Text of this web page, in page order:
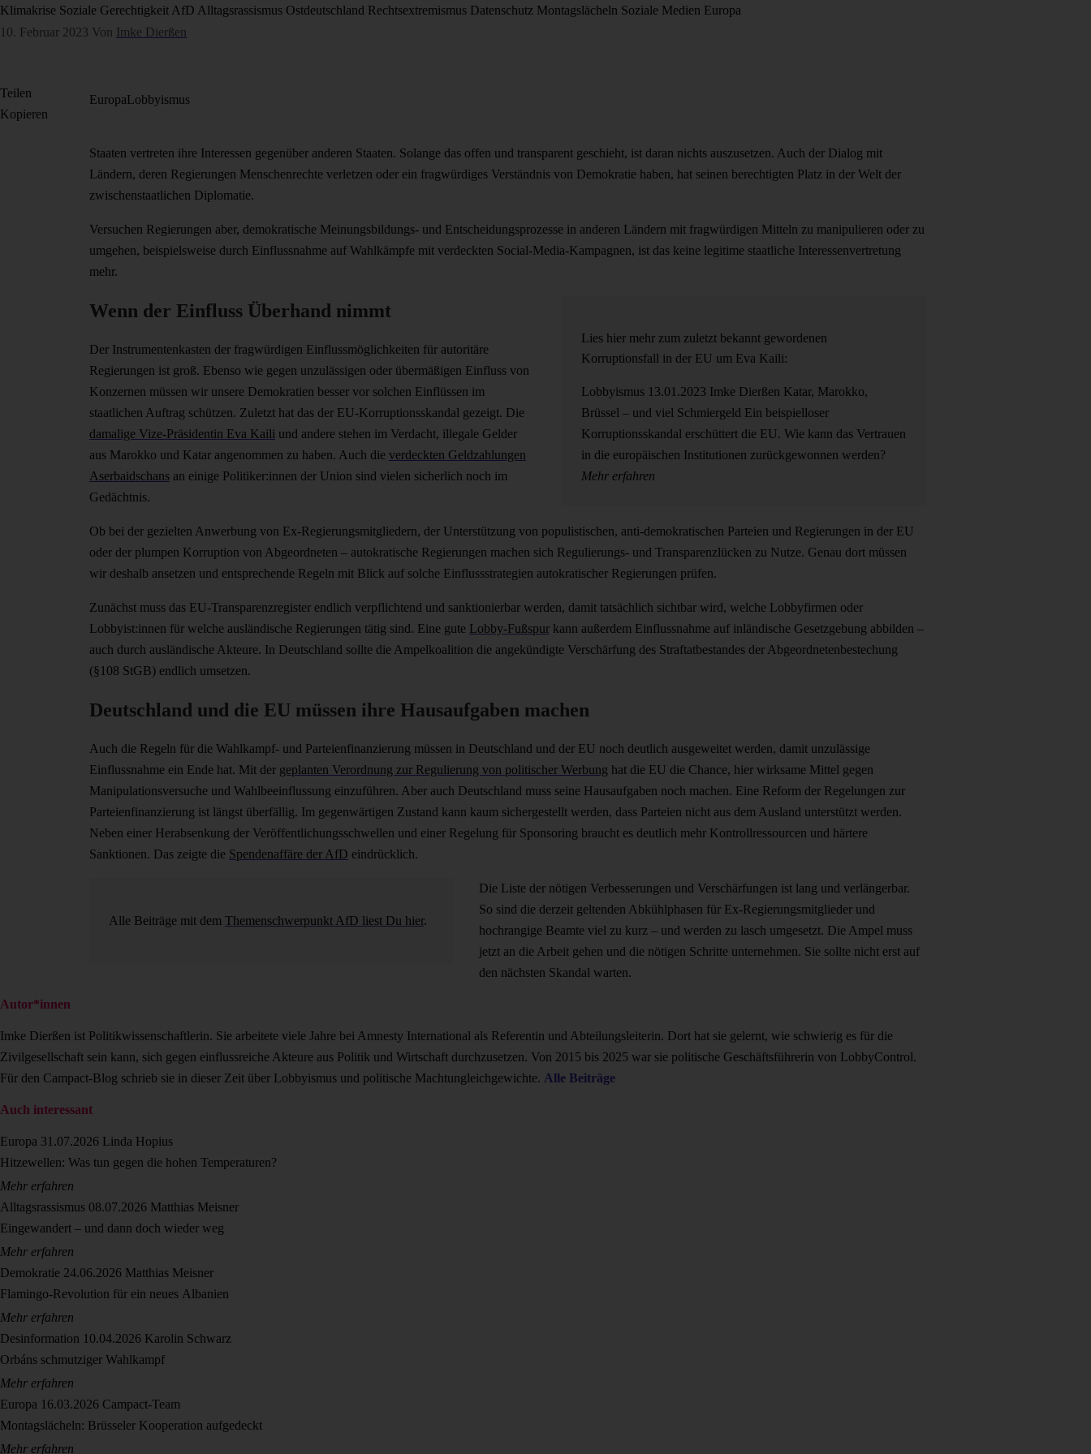
Klimakrise Soziale Gerechtigkeit AfD Alltagsrassismus Ostdeutschland Rechtsextremismus Datenschutz Montagslächeln Soziale Medien Europa
10. Februar 2023 Von Imke Dierßen
EuropaLobbyismus
Staaten vertreten ihre Interessen gegenüber anderen Staaten. Solange das offen und transparent geschieht, ist daran nichts auszusetzen. Auch der Dialog mit
Ländern, deren Regierungen Menschenrechte verletzen oder ein fragwürdiges Verständnis von Demokratie haben, hat seinen berechtigten Platz in der Welt der
zwischenstaatlichen Diplomatie.
Versuchen Regierungen aber, demokratische Meinungsbildungs- und Entscheidungsprozesse in anderen Ländern mit fragwürdigen Mitteln zu manipulieren oder zu
umgehen, beispielsweise durch Einflussnahme auf Wahlkämpfe mit verdeckten Social-Media-Kampagnen, ist das keine legitime staatliche Interessenvertretung
mehr.
Lies hier mehr zum zuletzt bekannt gewordenen
Korruptionsfall in der EU um Eva Kaili:
Lobbyismus 13.01.2023 Imke Dierßen Katar, Marokko,
Brüssel – und viel Schmiergeld Ein beispielloser
Korruptionsskandal erschüttert die EU. Wie kann das Vertrauen
in die europäischen Institutionen zurückgewonnen werden?
Mehr erfahren
Wenn der Einfluss Überhand nimmt
Der Instrumentenkasten der fragwürdigen Einflussmöglichkeiten für autoritäre
Regierungen ist groß. Ebenso wie gegen unzulässigen oder übermäßigen Einfluss von
Konzernen müssen wir unsere Demokratien besser vor solchen Einflüssen im
staatlichen Auftrag schützen. Zuletzt hat das der EU-Korruptionsskandal gezeigt. Die
damalige Vize-Präsidentin Eva Kaili und andere stehen im Verdacht, illegale Gelder
aus Marokko und Katar angenommen zu haben. Auch die verdeckten Geldzahlungen
Aserbaidschans an einige Politiker:innen der Union sind vielen sicherlich noch im
Gedächtnis.
Ob bei der gezielten Anwerbung von Ex-Regierungsmitgliedern, der Unterstützung von populistischen, anti-demokratischen Parteien und Regierungen in der EU
oder der plumpen Korruption von Abgeordneten – autokratische Regierungen machen sich Regulierungs- und Transparenzlücken zu Nutze. Genau dort müssen
wir deshalb ansetzen und entsprechende Regeln mit Blick auf solche Einflussstrategien autokratischer Regierungen prüfen.
Zunächst muss das EU-Transparenzregister endlich verpflichtend und sanktionierbar werden, damit tatsächlich sichtbar wird, welche Lobbyfirmen oder
Lobbyist:innen für welche ausländische Regierungen tätig sind. Eine gute Lobby-Fußspur kann außerdem Einflussnahme auf inländische Gesetzgebung abbilden –
auch durch ausländische Akteure. In Deutschland sollte die Ampelkoalition die angekündigte Verschärfung des Straftatbestandes der Abgeordnetenbestechung
(§108 StGB) endlich umsetzen.
Deutschland und die EU müssen ihre Hausaufgaben machen
Auch die Regeln für die Wahlkampf- und Parteienfinanzierung müssen in Deutschland und der EU noch deutlich ausgeweitet werden, damit unzulässige
Einflussnahme ein Ende hat. Mit der geplanten Verordnung zur Regulierung von politischer Werbung hat die EU die Chance, hier wirksame Mittel gegen
Manipulationsversuche und Wahlbeeinflussung einzuführen. Aber auch Deutschland muss seine Hausaufgaben noch machen. Eine Reform der Regelungen zur
Parteienfinanzierung ist längst überfällig. Im gegenwärtigen Zustand kann kaum sichergestellt werden, dass Parteien nicht aus dem Ausland unterstützt werden.
Neben einer Herabsenkung der Veröffentlichungsschwellen und einer Regelung für Sponsoring braucht es deutlich mehr Kontrollressourcen und härtere
Sanktionen. Das zeigte die Spendenaffäre der AfD eindrücklich.
Alle Beiträge mit dem Themenschwerpunkt AfD liest Du hier.
Die Liste der nötigen Verbesserungen und Verschärfungen ist lang und verlängerbar.
So sind die derzeit geltenden Abkühlphasen für Ex-Regierungsmitglieder und
hochrangige Beamte viel zu kurz – und werden zu lasch umgesetzt. Die Ampel muss
jetzt an die Arbeit gehen und die nötigen Schritte unternehmen. Sie sollte nicht erst auf
den nächsten Skandal warten.
Teilen
Kopieren
Autor*innen
Imke Dierßen ist Politikwissenschaftlerin. Sie arbeitete viele Jahre bei Amnesty International als Referentin und Abteilungsleiterin. Dort hat sie gelernt, wie schwierig es für die
Zivilgesellschaft sein kann, sich gegen einflussreiche Akteure aus Politik und Wirtschaft durchzusetzen. Von 2015 bis 2025 war sie politische Geschäftsführerin von LobbyControl.
Für den Campact-Blog schrieb sie in dieser Zeit über Lobbyismus und politische Machtungleichgewichte. Alle Beiträge
Auch interessant
Europa 31.07.2026 Linda Hopius
Hitzewellen: Was tun gegen die hohen Temperaturen?
Mehr erfahren
Alltagsrassismus 08.07.2026 Matthias Meisner
Eingewandert – und dann doch wieder weg
Mehr erfahren
Demokratie 24.06.2026 Matthias Meisner
Flamingo-Revolution für ein neues Albanien
Mehr erfahren
Desinformation 10.04.2026 Karolin Schwarz
Orbáns schmutziger Wahlkampf
Mehr erfahren
Europa 16.03.2026 Campact-Team
Montagslächeln: Brüsseler Kooperation aufgedeckt
Mehr erfahren